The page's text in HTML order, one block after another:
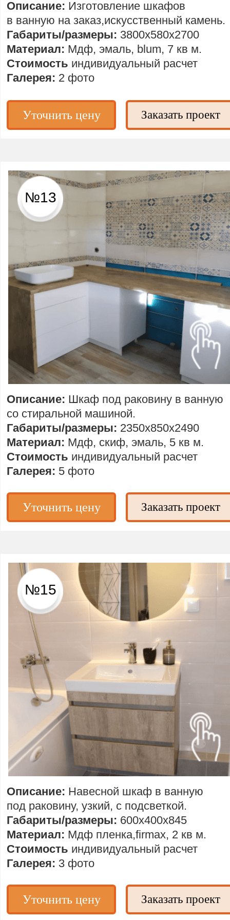
Описание: Шкаф под раковину в ванную
со стиральной машиной.
Габариты/размеры: 2350х850х2490
Материал: Мдф, скиф, эмаль, 5 кв м.
Стоимость индивидуальный расчет
Галерея: 5 фото
Описание: Изготовление шкафов
в ванную на заказ,искусственный камень.
Габариты/размеры: 3800х580х2700
Материал: Мдф, эмаль, blum, 7 кв м.
Стоимость индивидуальный расчет
Галерея: 2 фото
Уточнить цену
Уточнить цену Заказать проект
№15
Описание: Навесной шкаф в ванную
под раковину, узкий, с подсветкой.
Габариты/размеры: 600х400х845
Материал: Мдф пленка,firmax, 2 кв м.
Стоимость индивидуальный расчет
Галерея: 3 фото
Заказать проект
Уточнить цену
Заказать проект
№13